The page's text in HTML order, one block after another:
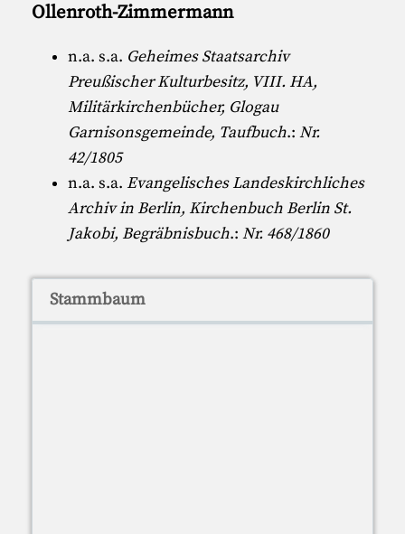
Ollenroth-Zimmermann
n.a. s.a. Geheimes Staatsarchiv
Preußischer Kulturbesitz, VIII. HA,
Militärkirchenbücher, Glogau
Garnisonsgemeinde, Taufbuch.:Nr.
42/1805
n.a. s.a. Evangelisches Landeskirchliches
Archiv in Berlin, Kirchenbuch Berlin St.
Jakobi, Begräbnisbuch.:Nr. 468/1860
Stammbaum